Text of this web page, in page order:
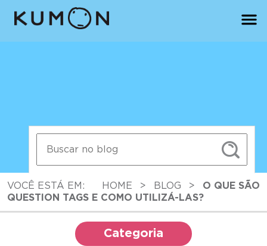
VOCÊ ESTÁ EM: HOME > BLOG >
O QUE SÃO
QUESTION TAGS E COMO UTILIZÁ-LAS?
Categoria